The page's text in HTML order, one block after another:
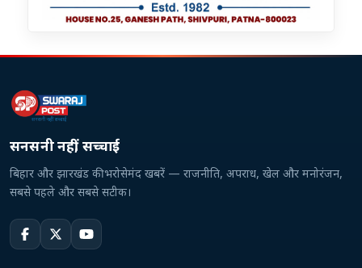
सनसनी नहीं, सच्चाई
बिहार और झारखंड की भरोसेमंद खबरें — राजनीति, अपराध, खेल और मनोरंजन,
सबसे पहले और सबसे सटीक।